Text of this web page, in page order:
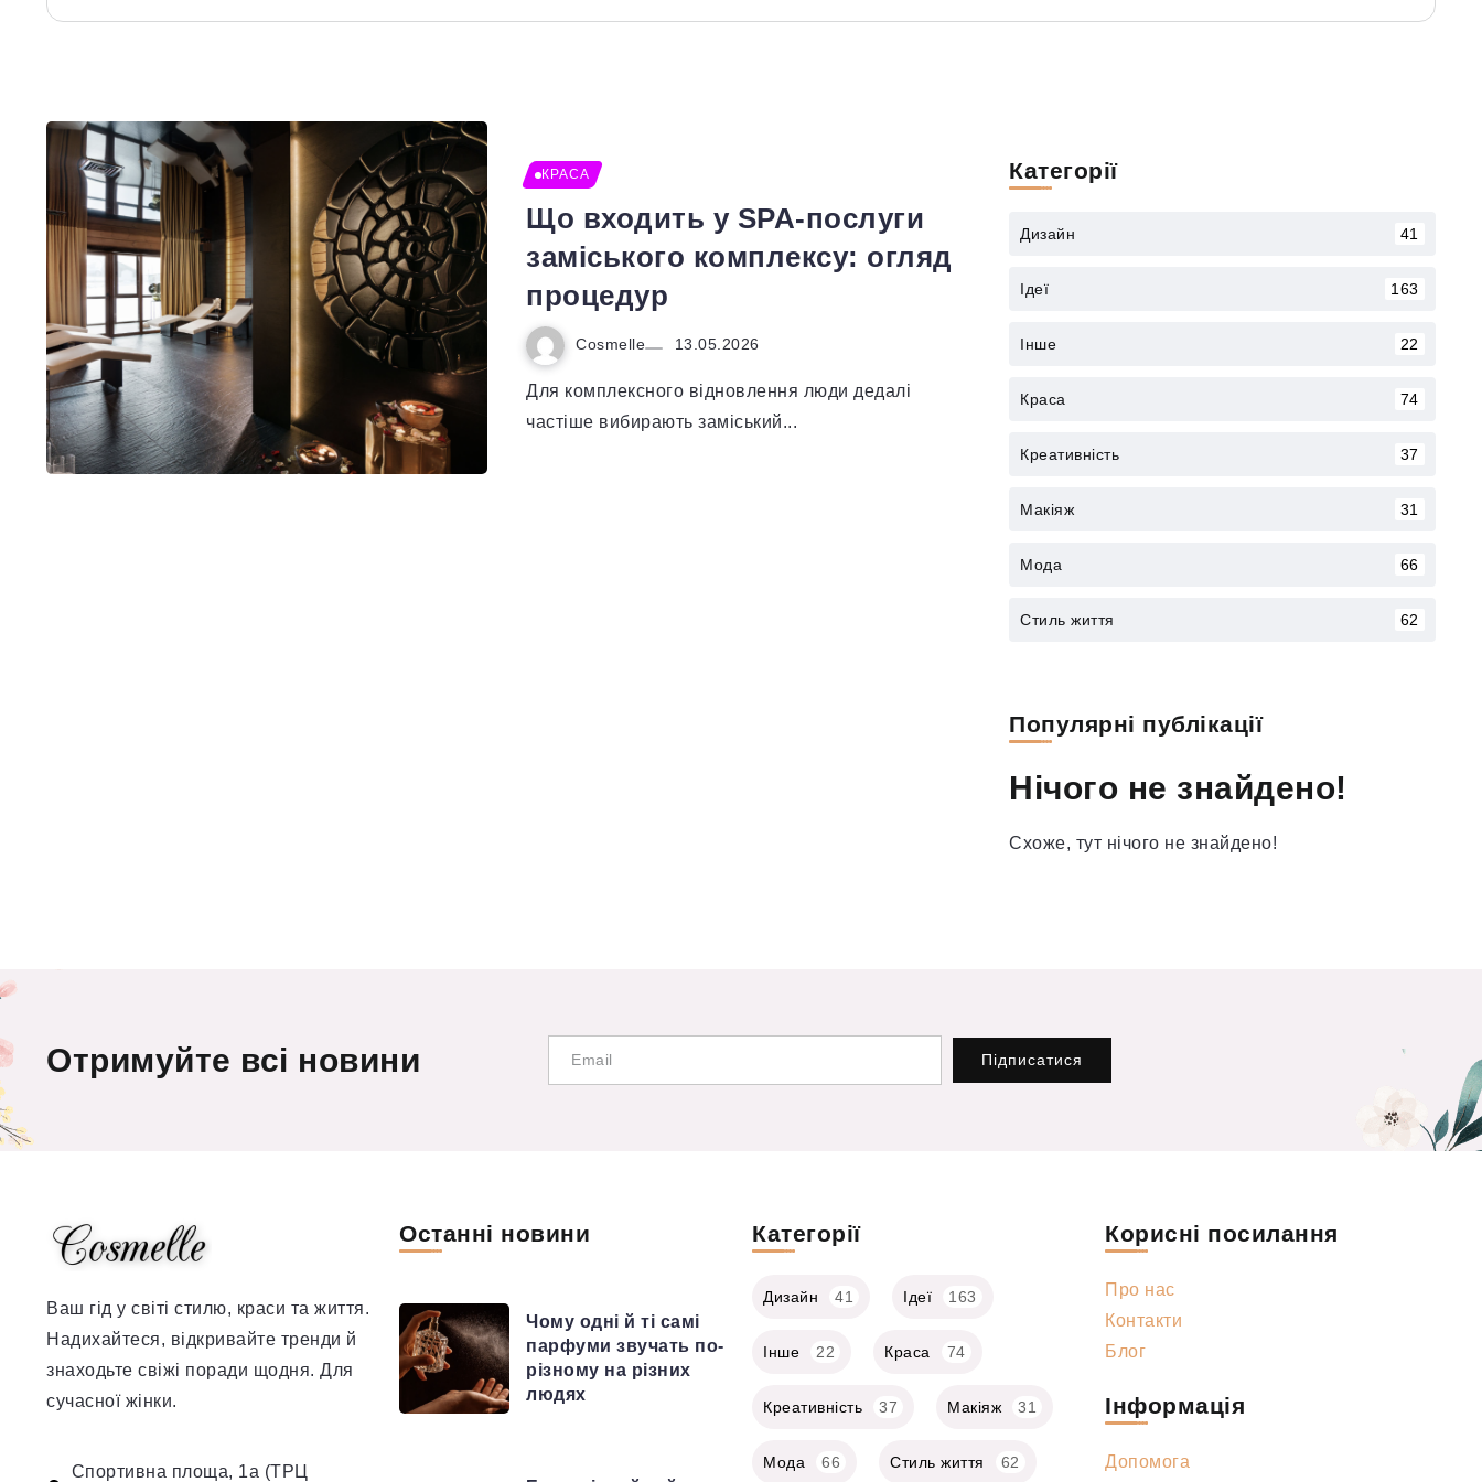
КРАСА
Що входить у SPA-послуги
заміського комплексу: огляд
процедур
Cosmelle 13.05.2026
Для комплексного відновлення люди дедалі
частіше вибирають заміський...
Категорії
Дизайн 41
Ідеї 163
Інше 22
Краса 74
Креативність 37
Макіяж 31
Мода 66
Стиль життя 62
Популярні публікації
Нічого не знайдено!
Схоже, тут нічого не знайдено!
Отримуйте всі новини Підписатися
Ваш гід у світі стилю, краси та життя.
Надихайтеся, відкривайте тренди й
знаходьте свіжі поради щодня. Для
сучасної жінки.
Спортивна площа, 1а (ТРЦ
Останні новини
Чому одні й ті самі
парфуми звучать по-
різному на різних
людях
Категорії
Дизайн 41 Ідеї 163
Інше 22 Краса 74
Креативність 37 Макіяж 31
Мода 66 Стиль життя 62
Корисні посилання
Про нас
Контакти
Блог
Інформація
Допомога